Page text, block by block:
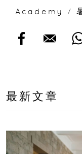
Academy
/
最新文章